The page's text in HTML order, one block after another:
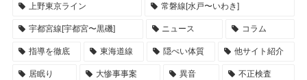
上野東京ライン 常磐線[水戸〜いわき]
宇都宮線[宇都宮〜黒磯] ニュース コラム
指導を徹底 東海道線 隠ぺい体質 他サイト紹介
居眠り 大惨事事案 異音 不正検査